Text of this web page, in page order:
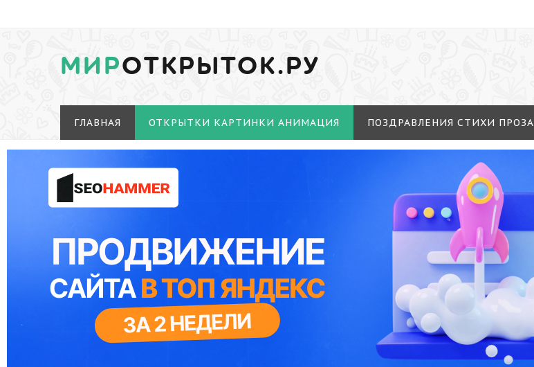
МИРОТКРЫТОК.РУ
ГЛАВНАЯ ОТКРЫТКИ КАРТИНКИ АНИМАЦИЯ ПОЗДРАВЛЕНИЯ СТИХИ ПРОЗА